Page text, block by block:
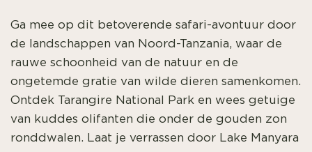
Ga mee op dit betoverende safari-avontuur door
de landschappen van Noord-Tanzania, waar de
rauwe schoonheid van de natuur en de
ongetemde gratie van wilde dieren samenkomen.
Ontdek Tarangire National Park en wees getuige
van kuddes olifanten die onder de gouden zon
ronddwalen. Laat je verrassen door Lake Manyara